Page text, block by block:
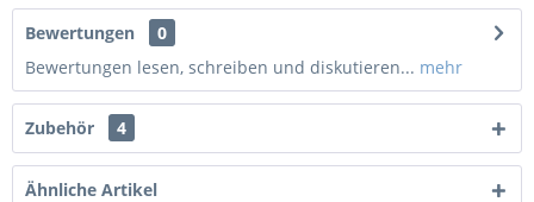
Bewertungen
0
Bewertungen lesen, schreiben und diskutieren... mehr
Zubehör 4
Ähnliche Artikel